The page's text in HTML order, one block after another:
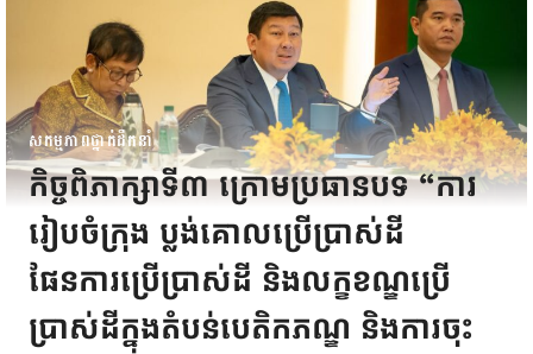
សកម្មភាពថ្នាក់ដឹកនាំ
កិច្ចពិភាក្សាទី៣ ក្រោមប្រធានបទ “ការ
រៀបចំក្រុង ប្លង់គោលប្រើប្រាស់ដី
ផែនការប្រើប្រាស់ដី និងលក្ខខណ្ឌប្រើ
ប្រាស់ដីក្នុងតំបន់បេតិកភណ្ឌ និងការចុះ